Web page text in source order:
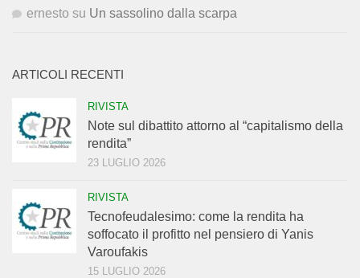
ernesto su Un sassolino dalla scarpa
ARTICOLI RECENTI
RIVISTA
Note sul dibattito attorno al “capitalismo della
rendita”
23 LUGLIO 2026
RIVISTA
Tecnofeudalesimo: come la rendita ha
soffocato il profitto nel pensiero di Yanis
Varoufakis
15 LUGLIO 2026